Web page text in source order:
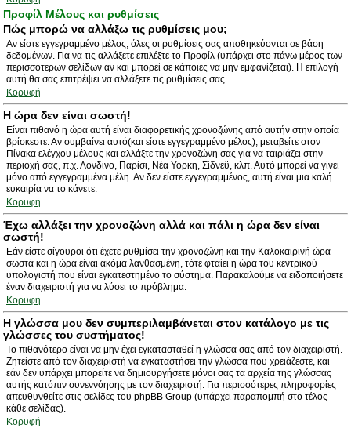
Προφίλ Μέλους και ρυθμίσεις
Πώς μπορώ να αλλάξω τις ρυθμίσεις μου;
Αν είστε εγγεγραμμένο μέλος, όλες οι ρυθμίσεις σας αποθηκεύονται σε βάση
δεδομένων. Για να τις αλλάξετε επιλέξτε το Προφίλ (υπάρχει στο πάνω μέρος των
περισσότερων σελίδων αν και μπορεί σε κάποιες να μην εμφανίζεται). Η επιλογή
αυτή θα σας επιτρέψει να αλλάξετε τις ρυθμίσεις σας.
Κορυφή
Η ώρα δεν είναι σωστή!
Είναι πιθανό η ώρα αυτή είναι διαφορετικής χρονοζώνης από αυτήν στην οποία
βρίσκεστε. Αν συμβαίνει αυτό(και είστε εγγεγραμμένο μέλος), μεταβείτε στον
Πίνακα ελέγχου μέλους και αλλάξτε την χρονοζώνη σας για να ταιριάζει στην
περιοχή σας, π.χ. Λονδίνο, Παρίσι, Νέα Υόρκη, Σίδνεϋ, κλπ. Αυτό μπορεί να γίνει
μόνο από εγγεγραμμένα μέλη. Αν δεν είστε εγγεγραμμένος, αυτή είναι μια καλή
ευκαιρία να το κάνετε.
Κορυφή
Έχω αλλάξει την χρονοζώνη αλλά και πάλι η ώρα δεν είναι
σωστή!
Εάν είστε σίγουροι ότι έχετε ρυθμίσει την χρονοζώνη και την Καλοκαιρινή ώρα
σωστά και η ώρα είναι ακόμα λανθασμένη, τότε φταίει η ώρα του κεντρικού
υπολογιστή που είναι εγκατεστημένο το σύστημα. Παρακαλούμε να ειδοποιήσετε
έναν διαχειριστή για να λύσει το πρόβλημα.
Κορυφή
Η γλώσσα μου δεν συμπεριλαμβάνεται στον κατάλογο με τις
γλώσσες του συστήματος!
Το πιθανότερο είναι να μην έχει εγκατασταθεί η γλώσσα σας από τον διαχειριστή.
Ζητείστε από τον διαχειριστή να εγκαταστήσει την γλώσσα που χρειάζεστε, και
εάν δεν υπάρχει μπορείτε να δημιουργήσετε μόνοι σας τα αρχεία της γλώσσας
αυτής κατόπιν συνεννόησης με τον διαχειριστή. Για περισσότερες πληροφορίες
απευθυνθείτε στις σελίδες του phpBB Group (υπάρχει παραπομπή στο τέλος
κάθε σελίδας).
Κορυφή